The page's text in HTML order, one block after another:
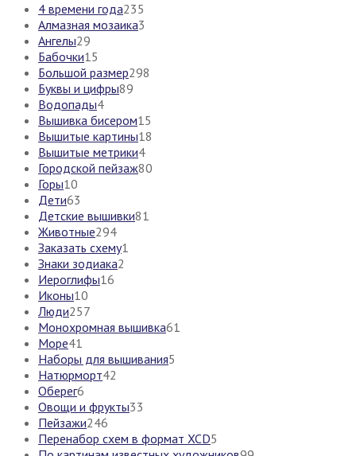
4 времени года235
Алмазная мозаика3
Ангелы29
Бабочки15
Большой размер298
Буквы и цифры89
Водопады4
Вышивка бисером15
Вышитые картины18
Вышитые метрики4
Городской пейзаж80
Горы10
Дети63
Детские вышивки81
Животные294
Заказать схему1
Знаки зодиака2
Иероглифы16
Иконы10
Люди257
Монохромная вышивка61
Море41
Наборы для вышивания5
Натюрморт42
Оберег6
Овощи и фрукты33
Пейзажи246
Перенабор схем в формат XCD5